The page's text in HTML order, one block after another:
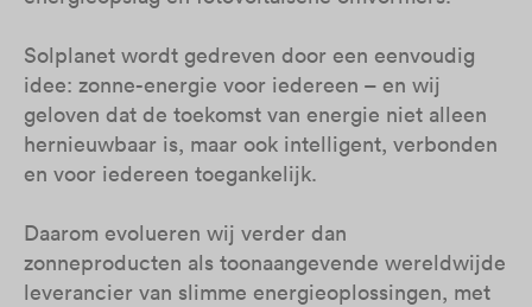
Solplanet wordt gedreven door een eenvoudig
idee: zonne-energie voor iedereen – en wij
geloven dat de toekomst van energie niet alleen
hernieuwbaar is, maar ook intelligent, verbonden
en voor iedereen toegankelijk.
Daarom evolueren wij verder dan
zonneproducten als toonaangevende wereldwijde
leverancier van slimme energieoplossingen, met